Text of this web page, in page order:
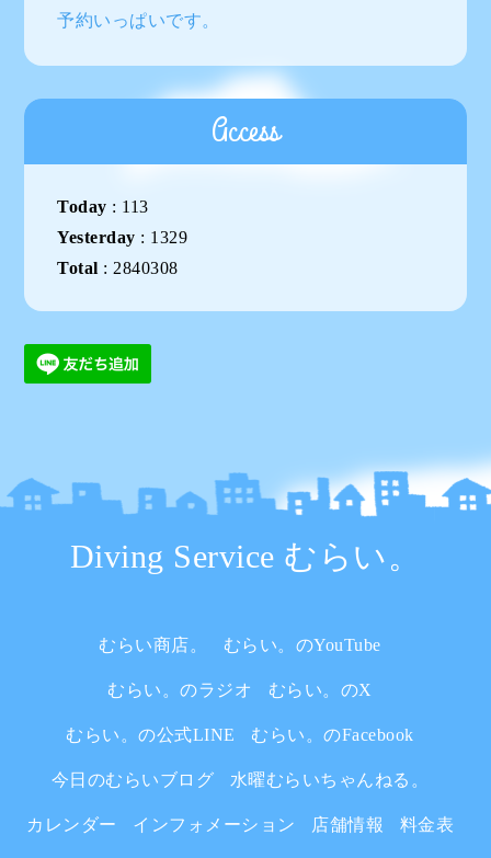
予約いっぱいです。
Access
Today : 113
Yesterday : 1329
Total : 2840308
Diving Service むらい。
むらい商店。 むらい。のYouTube
むらい。のラジオ むらい。のX
むらい。の公式LINE むらい。のFacebook
今日のむらいブログ 水曜むらいちゃんねる。
カレンダー インフォメーション 店舗情報 料金表